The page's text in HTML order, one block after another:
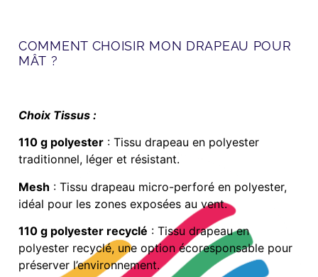
COMMENT CHOISIR MON DRAPEAU POUR
MÂT ?
Choix Tissus :
110 g polyester : Tissu drapeau en polyester
traditionnel, léger et résistant.
Mesh : Tissu drapeau micro-perforé en polyester,
idéal pour les zones exposées au vent.
110 g polyester recyclé : Tissu drapeau en
polyester recyclé, une option écoresponsable pour
préserver l’environnement.